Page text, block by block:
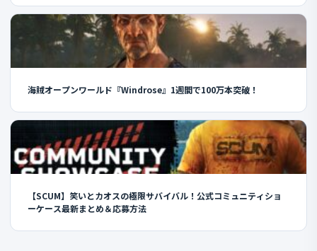
海賊オープンワールド『Windrose』1週間で100万本突破！
【SCUM】笑いとカオスの極限サバイバル！公式コミュニティショ
ーケース最新まとめ＆応募方法